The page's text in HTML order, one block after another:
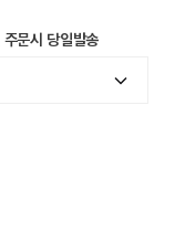
문시 당일발송